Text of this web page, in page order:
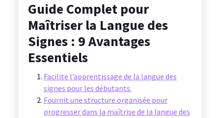
Guide Complet pour
Maîtriser la Langue des
Signes : 9 Avantages
Essentiels
Facilite l’apprentissage de la langue des
signes pour les débutants.
Fournit une structure organisée pour
progresser dans la maîtrise de la langue des